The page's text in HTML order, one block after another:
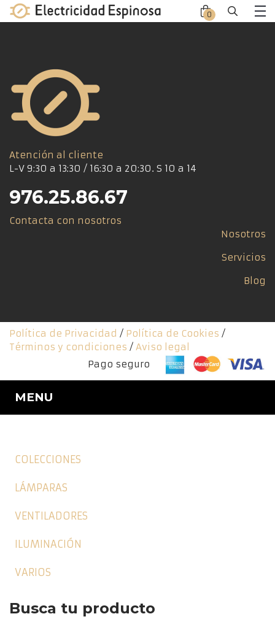
Skip
to
0
Atención al cliente
L-V 9:30 a 13:30 / 16:30 a 20:30. S 10 a 14
976.25.86.67
Contacta con nosotros
Nosotros
Servicios
Blog
Política de Privacidad / Política de Cookies /
Términos y condiciones / Aviso legal
Pago seguro
MENU
Close
COLECCIONES
LÁMPARAS
VENTILADORES
ILUMINACIÓN
VARIOS
Busca tu producto
Close